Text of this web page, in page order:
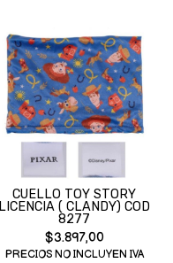
CUELLO TOY STORY
LICENCIA ( CLANDY) COD
8277
$3.897,00
PRECIOS NO INCLUYEN IVA